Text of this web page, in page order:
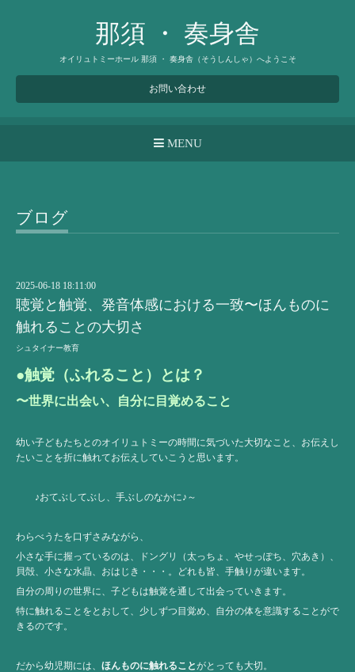
那須 ・ 奏身舎
オイリュトミーホール 那須 ・ 奏身舎（そうしんしゃ）へようこそ
お問い合わせ
MENU
ブログ
2025-06-18 18:11:00
聴覚と触覚、発音体感における一致〜ほんものに
触れることの大切さ
シュタイナー教育
●触覚（ふれること）とは？
〜世界に出会い、自分に目覚めること
幼い子どもたちとのオイリュトミーの時間に気づいた大切なこと、お伝えし
たいことを折に触れてお伝えしていこうと思います。
♪おてぶしてぶし、手ぶしのなかに♪～
わらべうたを口ずさみながら、
小さな手に握っているのは、ドングリ（太っちょ、やせっぽち、穴あき）、
貝殻、小さな水晶、おはじき・・・。どれも皆、手触りが違います。
自分の周りの世界に、子どもは触覚を通して出会っていきます。
特に触れることをとおして、少しずつ目覚め、自分の体を意識することがで
きるのです。
だから幼児期には、 ほんものに触れることがとっても大切。